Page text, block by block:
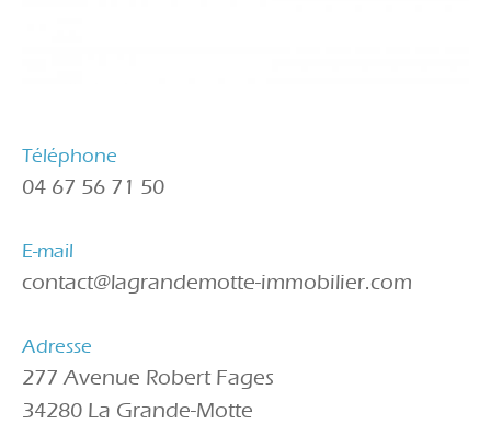
Téléphone
04 67 56 71 50
E-mail
contact@lagrandemotte-immobilier.com
Adresse
277 Avenue Robert Fages
34280 La Grande-Motte